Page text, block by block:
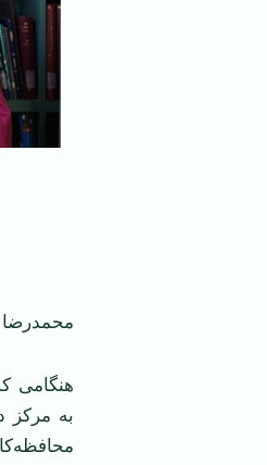
محمدرضا
هنگامی
به مرکز